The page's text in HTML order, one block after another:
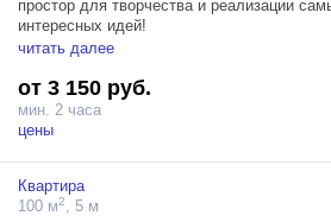
простор для творчества и реализации
интересных идей!
большими окнами, фрост-рамой 200х200
позволяющими удобно регулировать
двумя большими окнами и гримерным
читать далее
от 3 150 руб.
мин. 2 часа
цены
Квартира
100 м2, 5 м